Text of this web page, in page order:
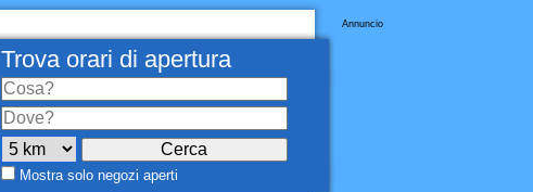
Annuncio
Trova orari di apertura
Mostra solo negozi aperti